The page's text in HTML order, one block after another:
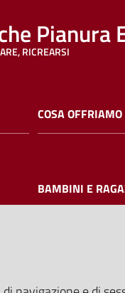
Pianura
RICREARSI
COSA OFFRIAMO
BAMBINI E